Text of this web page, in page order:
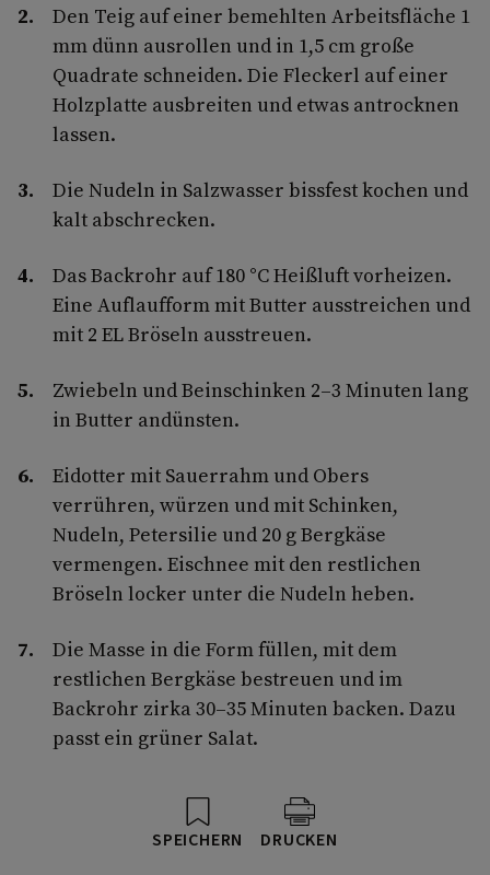
Den Teig auf einer bemehlten Arbeitsfläche 1
mm dünn aus­rollen und in 1,5 cm große
Quadrate schneiden. Die Fleckerl auf einer
Holzplatte ausbreiten und etwas antrocknen
lassen.
Die Nudeln in Salzwasser bissfest kochen und
kalt abschrecken.
Das Backrohr auf 180 °C Heißluft vorheizen.
Eine Auflaufform mit Butter ausstreichen und
mit 2 EL Bröseln ausstreuen.
Zwiebeln und Beinschinken 2–3 Minuten lang
in Butter andünsten.
Eidotter mit Sauerrahm und Obers
verrühren, würzen und mit Schinken,
Nudeln, Petersilie und 20 g Bergkäse
vermengen. Eischnee mit den restlichen
Bröseln locker unter die Nudeln heben.
Die Masse in die Form füllen, mit dem
restlichen Bergkäse bestreuen und im
Backrohr zirka 30–35 Minuten backen. Dazu
passt ein grüner Salat.
SPEICHERN DRUCKEN